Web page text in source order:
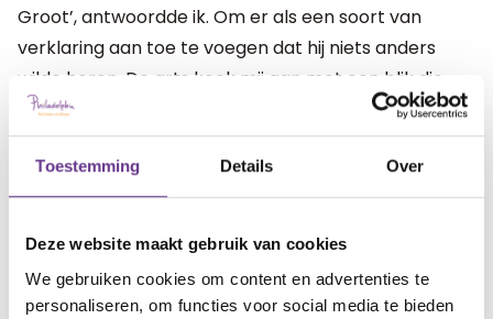
Toestemming Details Over
Deze website maakt gebruik van cookies
We gebruiken cookies om content en advertenties te
personaliseren, om functies voor social media te bieden
Groot’, antwoordde ik. Om er als een soort van
verklaring aan toe te voegen dat hij niets anders
wilde horen. De arts keek mij aan met een blik die
het midden hield tussen ongeloof en enthousiasme.
‘Doet hij het ook zonder koptelefoon?’, zie hij,
gebarend naar Flo’s muziekapparaat. Ik trok de
koptelefoon los waarna de stem van Boudewijn door
de kamer klonk. De arts boog zich over het bed om
te onderzoeken, terwijl hij luidkeels zong: ‘Maar liever